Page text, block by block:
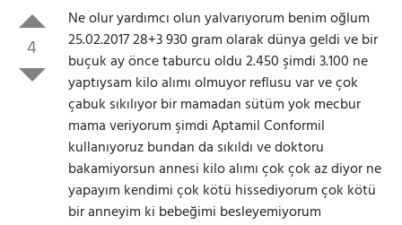
4
Ne olur yardımcı olun yalvarıyorum benim oğlum
25.02.2017 28+3 930 gram olarak dünya geldi ve bir
buçuk ay önce taburcu oldu 2.450 şimdi 3.100 ne
yaptıysam kilo alımı olmuyor reflusu var ve çok
çabuk sıkılıyor bir mamadan sütüm yok mecbur
mama veriyorum şimdi Aptamil Conformil
kullanıyoruz bundan da sıkıldı ve doktoru
bakamiyorsun annesi kilo alımı çok çok az diyor ne
yapayım kendimi çok kötü hissediyorum çok kötü
bir anneyim ki bebeğimi besleyemiyorum